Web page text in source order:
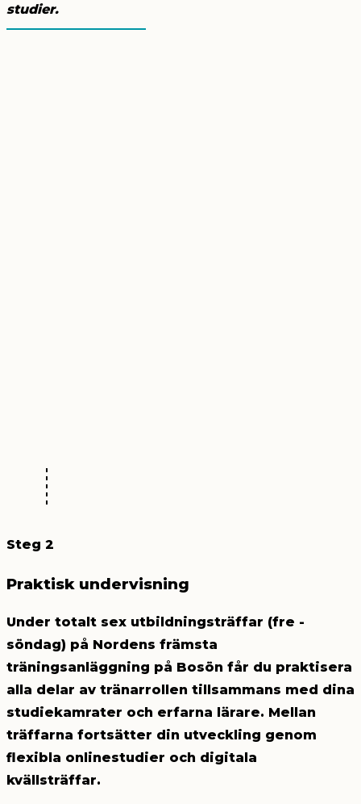
studier.
Steg 2
Praktisk undervisning
Under totalt sex utbildningsträffar (fre -
söndag) på Nordens främsta
träningsanläggning på Bosön får du praktisera
alla delar av tränarrollen tillsammans med dina
studiekamrater och erfarna lärare. Mellan
träffarna fortsätter din utveckling genom
flexibla onlinestudier och digitala
kvällsträffar.